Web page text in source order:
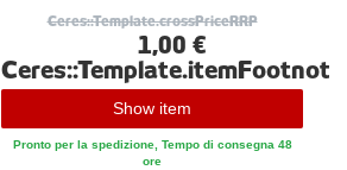
Ceres::Template.crossPriceRRP
1,00 €
Ceres::Template.itemFootnote
Show item
Pronto per la spedizione, Tempo di consegna 48
ore